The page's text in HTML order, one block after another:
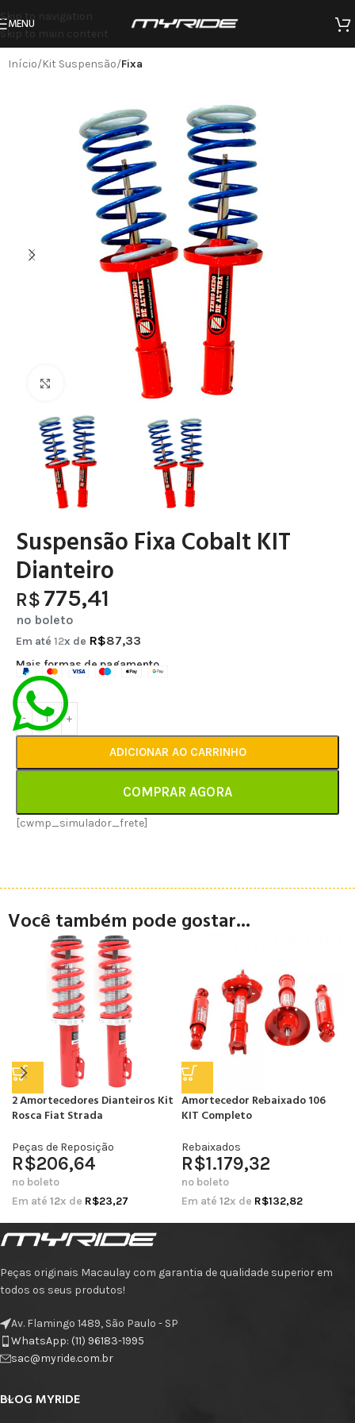
Skip to navigation
Skip to main content
MENU
Início Kit Suspensão Fixa
Clique para ampliar
Suspensão Fixa Cobalt KIT
Dianteiro
R$ 775,41
no boleto
Em até 12x de R$87,33
Mais formas de pagamento
ADICIONAR AO CARRINHO
COMPRAR AGORA
[cwmp_simulador_frete]
Você também pode gostar...
2 Amortecedores Dianteiros Kit
Rosca Fiat Strada
Peças de Reposição
R$206,64
no boleto
Em até 12x de R$23,27
Amortecedor Rebaixado 106
KIT Completo
Rebaixados
R$1.179,32
no boleto
Em até 12x de R$132,82
Peças originais Macaulay com garantia de qualidade superior em
todos os seus produtos!
Av. Flamingo 1489, São Paulo - SP
WhatsApp: (11) 96183-1995
sac@myride.com.br
BLOG MYRIDE